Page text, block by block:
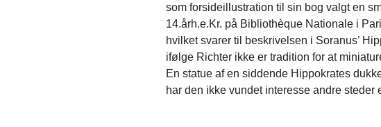
som forsideillustration til sin bog valgt en
14.årh.e.Kr. på Bibliothèque Nationale i
hvilket svarer til beskrivelsen i Soranus’
ifølge Richter ikke er tradition for at
En statue af en siddende Hippokrates
har den ikke vundet interesse andre steder